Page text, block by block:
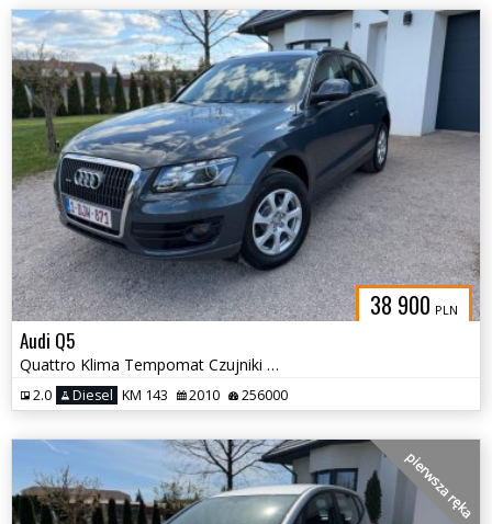
38 900 PLN
Audi Q5
Quattro Klima Tempomat Czujniki Hak
2.0 Diesel KM 143 2010 256000
pierwsza ręka